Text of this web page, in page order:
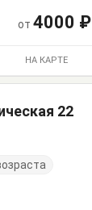
от 4000 ₽
НА КАРТЕ
22